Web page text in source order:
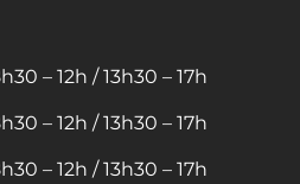
– 12h / 13h30 – 17h
– 12h / 13h30 – 17h
– 12h / 13h30 – 17h